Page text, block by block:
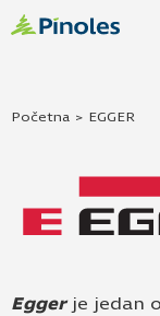
Početna > EGGER
Egger je jedan